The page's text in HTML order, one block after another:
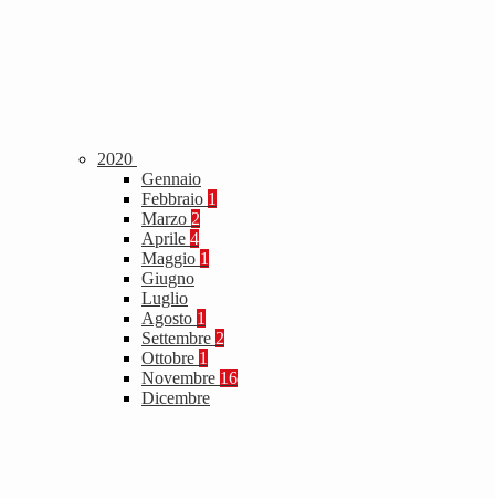
2020
Gennaio
Febbraio 1
Marzo 2
Aprile 4
Maggio 1
Giugno
Luglio
Agosto 1
Settembre 2
Ottobre 1
Novembre 16
Dicembre